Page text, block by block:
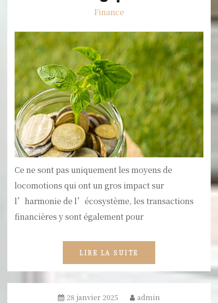
Finance
Ce ne sont pas uniquement les moyens de
locomotions qui ont un gros impact sur
l’harmonie de l’écosystème, les transactions
financières y sont également pour
LIRE LA SUITE
28 janvier 2025 admin